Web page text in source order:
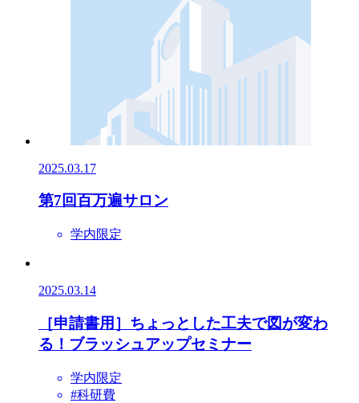
2025.03.17
第7回百万遍サロン
学内限定
2025.03.14
［申請書用］ちょっとした工夫で図が変わ
る！ブラッシュアップセミナー
学内限定
#科研費